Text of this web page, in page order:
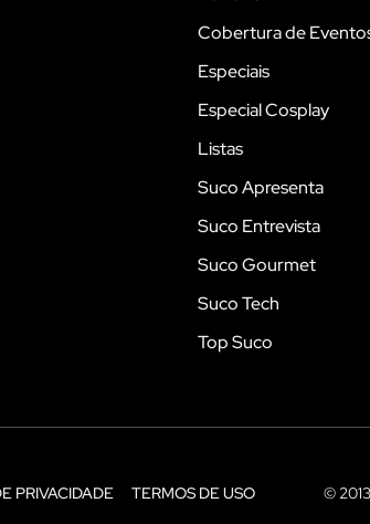
Cobertura de
Especiais
Especial Cosplay
Listas
Suco Apresenta
Suco Entrevista
Suco Gourmet
Suco Tech
Top Suco
PRIVACIDADE TERMOS DE USO ©